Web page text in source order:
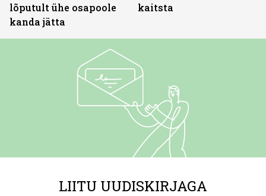
lõputult ühe osapoole
kanda jätta
kaitsta
LIITU UUDISKIRJAGA